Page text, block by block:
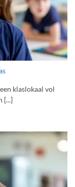
klaslokaal vol
[...]